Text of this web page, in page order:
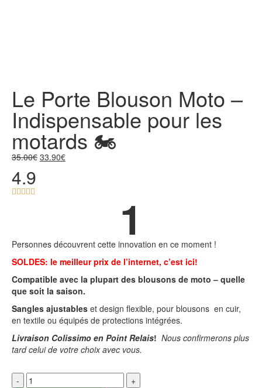
Le Porte Blouson Moto –
Indispensable pour les
motards 🏍️
35.00€ 33.90€
4.9
     1
Personnes découvrent cette innovation en ce moment !
SOLDES: le meilleur prix de l’internet, c’est ici!
Compatible avec la plupart des blousons de moto – quelle
que soit la saison.
Sangles ajustables et design flexible, pour blousons en cuir,
en textile ou équipés de protections intégrées.
Livraison Colissimo en Point Relais! Nous confirmerons plus
tard celui de votre choix avec vous.